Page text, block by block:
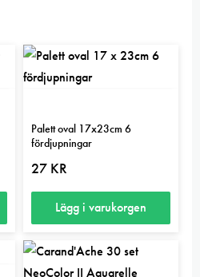
Palett oval 17x23cm 6
fördjupningar
27 KR
Lägg i varukorgen